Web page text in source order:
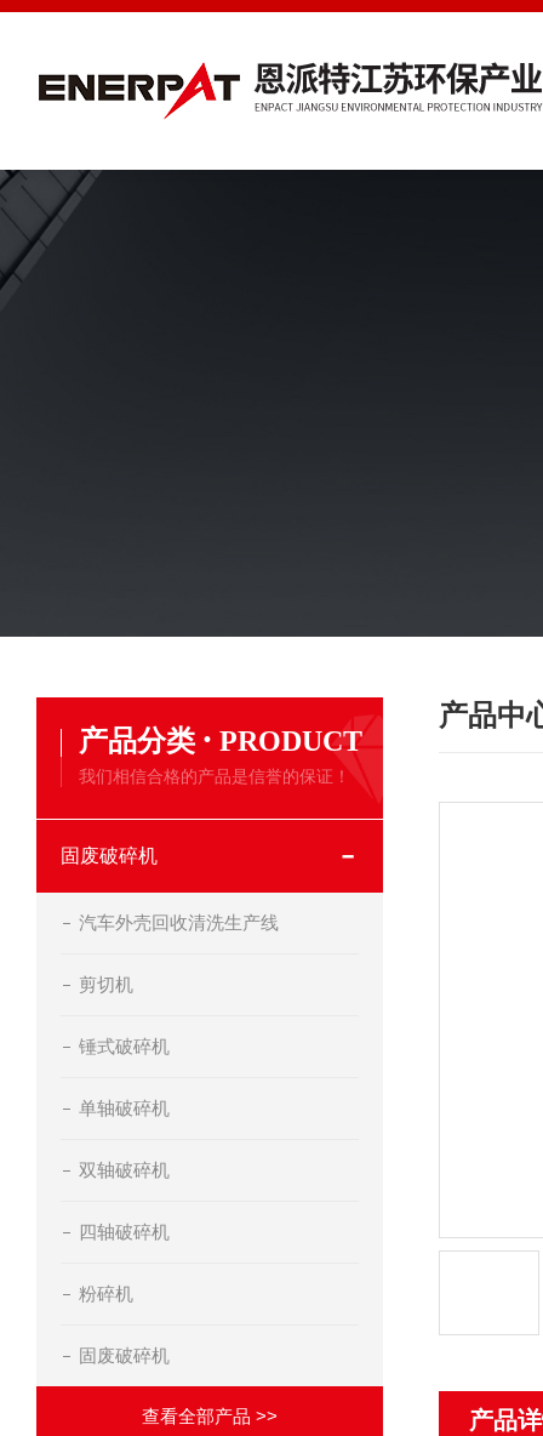
产品分类 · PRODUCT
我们相信合格的产品是信誉的保证！
固废破碎机
汽车外壳回收清洗生产线
剪切机
锤式破碎机
单轴破碎机
双轴破碎机
四轴破碎机
粉碎机
固废破碎机
查看全部产品 >>
产品中
产品